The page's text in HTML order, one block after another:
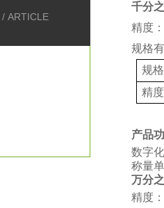
/ ARTICLE
千分
精度
规格
规格
精度
产品
数字
称量
万分
精度